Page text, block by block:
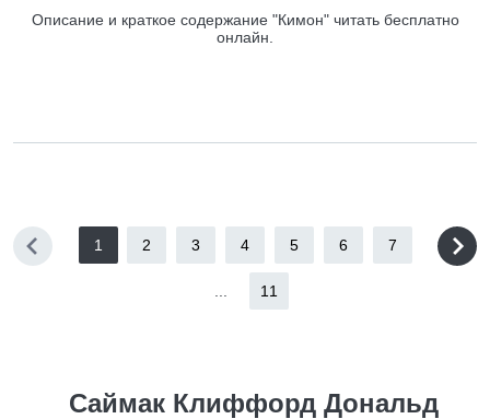
Описание и краткое содержание "Кимон" читать бесплатно
онлайн.
1 2 3 4 5 6 7
11
Саймак Клиффорд Дональд